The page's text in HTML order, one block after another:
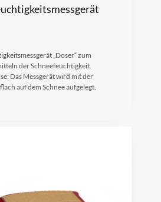
„Doser“ zum
der Schneefeuchtigkeit.
Das Messgerät wird mit der
auf dem Schnee aufgelegt,